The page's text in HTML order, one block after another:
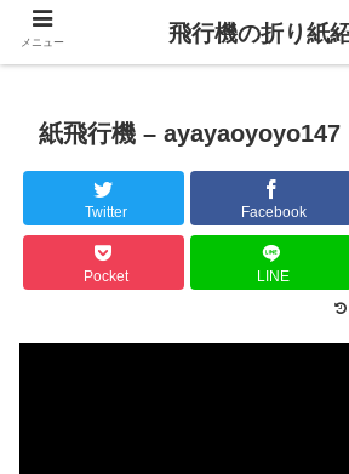
紙飛行機 – ayayaoyoyo147
Twitter Facebook
Pocket LINE
メニュー 飛行機の折り紙